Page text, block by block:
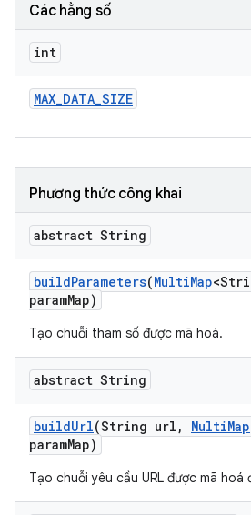
Các hằng số
int
MAX_DATA_SIZE
Phương thức công khai
abstract String
buildParameters(MultiMap
paramMap)
Tạo chuỗi tham số được mã hoá.
abstract String
buildUrl(String url , MultiMap
paramMap)
Tạo chuỗi yêu cầu URL được mã hoá